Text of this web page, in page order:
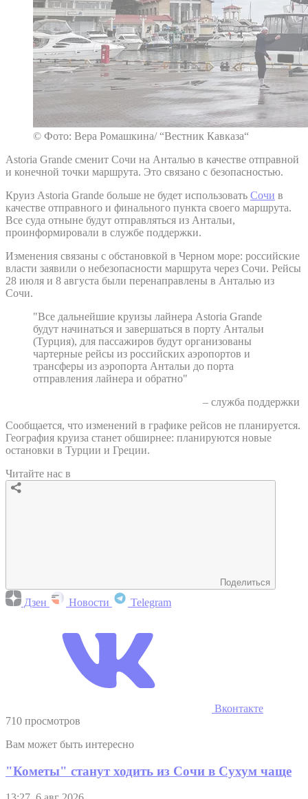
© Фото: Вера Ромашкина/ “Вестник Кавказа“
Astoria Grande сменит Сочи на Анталью в качестве отправной
и конечной точки маршрута. Это связано с безопасностью.
Круиз Astoria Grande больше не будет использовать Сочи в
качестве отправного и финального пункта своего маршрута.
Все суда отныне будут отправляться из Антальи,
проинформировали в службе поддержки.
Изменения связаны с обстановкой в Черном море: российские
власти заявили о небезопасности маршрута через Сочи. Рейсы
28 июля и 8 августа были перенаправлены в Анталью из
Сочи.
"Все дальнейшие круизы лайнера Astoria Grande
будут начинаться и завершаться в порту Антальи
(Турция), для пассажиров будут организованы
чартерные рейсы из российских аэропортов и
трансферы из аэропорта Антальи до порта
отправления лайнера и обратно"
– служба поддержки
Сообщается, что изменений в графике рейсов не планируется.
География круиза станет обширнее: планируются новые
остановки в Турции и Греции.
Читайте нас в
Поделиться
Дзен Новости Telegram
Вконтакте
710 просмотров
Вам может быть интересно
"Кометы" станут ходить из Сочи в Сухум чаще